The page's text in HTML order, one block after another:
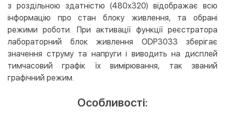
з роздільною здатністю (480х320) відображає всю
інформацію про стан блоку живлення, та обрані
режими роботи. При активації функції реєстратора
лабораторний блок живлення ODP3033 зберігає
значення струму та напруги і виводить на дисплей
тимчасовий графік їх вимірювання, так званий
графічний режим.
Особливості: